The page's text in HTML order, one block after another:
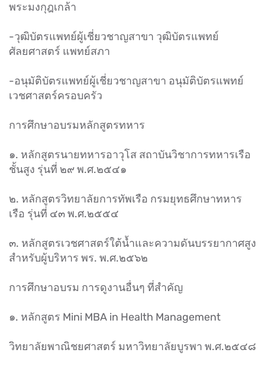
พระมงกุฎเกล้า
-วุฒิบัตรแพทย์ผู้เชี่ยวชาญสาขา วุฒิบัตรแพทย์
ศัลยศาสตร์ แพทย์สภา
-อนุมัติบัตรแพทย์ผู้เชี่ยวชาญสาขา อนุมัติบัตรแพทย์
เวชศาสตร์ครอบครัว
การศึกษาอบรมหลักสูตรทหาร
๑. หลักสูตรนายทหารอาวุโส สถาบันวิชาการทหารเรือ
ชั้นสูง รุ่นที่ ๒๙ พ.ศ.๒๕๔๑
๒. หลักสูตรวิทยาลัยการทัพเรือ กรมยุทธศึกษาทหาร
เรือ รุ่นที่ ๔๓ พ.ศ.๒๕๕๔
๓. หลักสูตรเวชศาสตร์ใต้น้ำและความดันบรรยากาศสูง
สำหรับผู้บริหาร พร. พ.ศ.๒๕๖๒
การศึกษาอบรม การดูงานอื่นๆ ที่สำคัญ
๑. หลักสูตร Mini MBA in Health Management
วิทยาลัยพาณิชยศาสตร์ มหาวิทยาลัยบูรพา พ.ศ.๒๕๔๘